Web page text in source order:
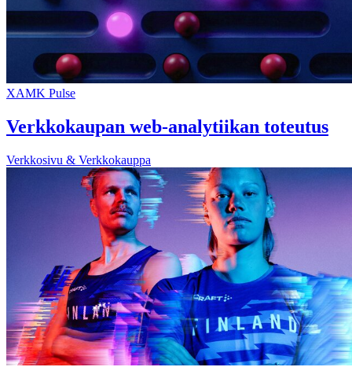
XAMK Pulse
Verkkokaupan web-analytiikan toteutus
Verkkosivu & Verkkokauppa